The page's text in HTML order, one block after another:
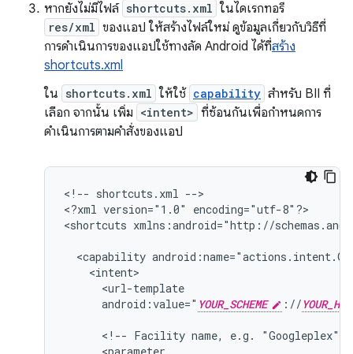
หากยังไม่มีไฟล์ shortcuts.xml ในไดเรกทอรี
res/xml ของแอป ให้สร้างไฟล์ใหม่ ดูข้อมูลเกี่ยวกับวิธีที่
การดำเนินการของแอปใช้ทางลัด Android ได้ที่สร้าง
shortcuts.xml
ใน shortcuts.xml ให้ใช้ capability สำหรับ BII ที่
เลือก จากนั้น เพิ่ม <intent> ที่ซ้อนกันเพื่อกำหนดการ
ดำเนินการตามคำสั่งของแอป
<!-- shortcuts.xml -->
<?xml version="1.0"
encoding="utf-8"?>
<shortcuts xmlns:android="http://
<capability
android:value=" YOUR_SCHEME ://
<!-- Facility name, e.g.
"Googleplex"